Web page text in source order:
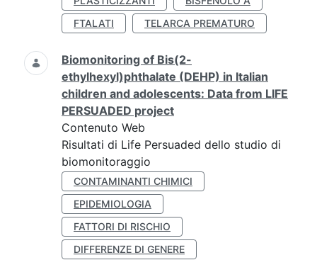
FTALATI
TELARCA PREMATURO
Biomonitoring of Bis(2-
ethylhexyl)phthalate (DEHP) in Italian
children and adolescents: Data from LIFE
PERSUADED project
Contenuto Web
Risultati di Life Persuaded dello studio di
biomonitoraggio
CONTAMINANTI CHIMICI
EPIDEMIOLOGIA
FATTORI DI RISCHIO
DIFFERENZE DI GENERE